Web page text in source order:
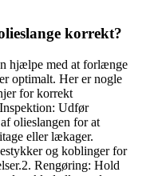
korrekt?
hjælpe med at forlænge
optimalt. Her er nogle
for korrekt
Udfør
olieslangen for at
eller lækager.
og koblinger for
Rengøring: Hold